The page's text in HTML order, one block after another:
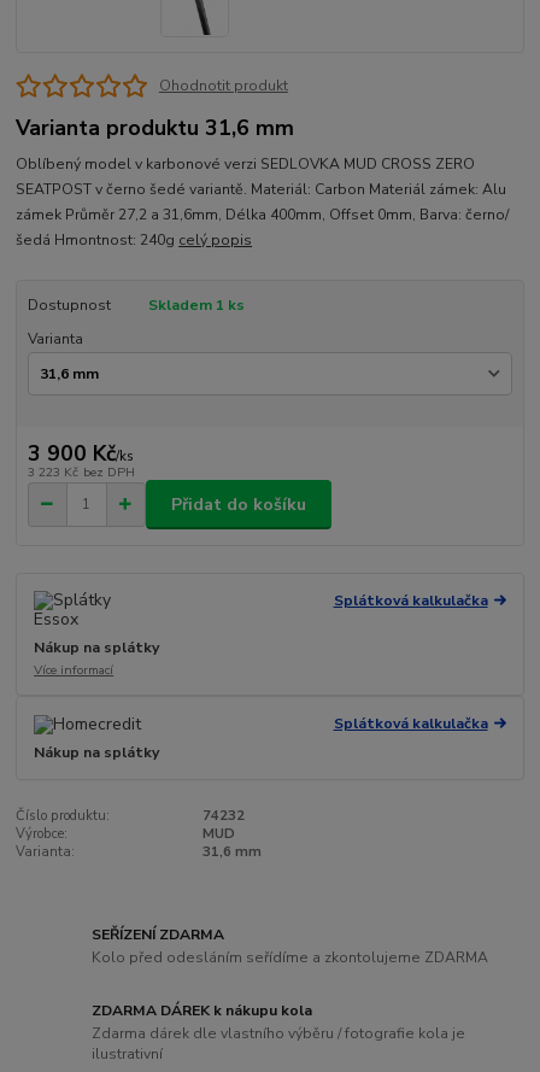
Ohodnotit produkt
Varianta produktu 31,6 mm
Oblíbený model v karbonové verzi SEDLOVKA MUD CROSS ZERO
SEATPOST v černo šedé variantě. Materiál: Carbon Materiál zámek: Alu
zámek Průměr 27,2 a 31,6mm, Délka 400mm, Offset 0mm, Barva: černo/
šedá Hmontnost: 240g celý popis
Dostupnost
Skladem 1 ks
Varianta
3 900 Kč/ks
3 223 Kč bez DPH
Přidat do košíku
Splátková kalkulačka
Nákup na splátky
Více informací
Splátková kalkulačka
Nákup na splátky
Číslo produktu:
74232
Výrobce:
MUD
Varianta:
31,6 mm
SEŘÍZENÍ ZDARMA
Kolo před odesláním seřídíme a zkontolujeme ZDARMA
ZDARMA DÁREK k nákupu kola
Zdarma dárek dle vlastního výběru / fotografie kola je
ilustrativní